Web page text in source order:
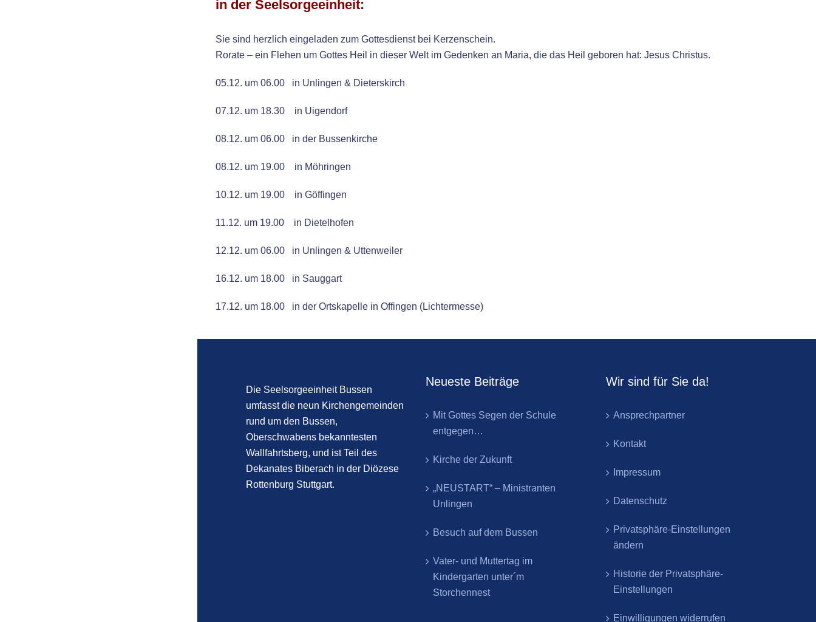
in der Seelsorgeeinheit:
Sie sind herzlich eingeladen zum Gottesdienst bei Kerzenschein.
Rorate – ein Flehen um Gottes Heil in dieser Welt im Gedenken an Maria, die das Heil geboren hat: Jesus Christus.
05.12. um 06.00 in Unlingen & Dieterskirch
07.12. um 18.30 in Uigendorf
08.12. um 06.00 in der Bussenkirche
08.12. um 19.00 in Möhringen
10.12. um 19.00 in Göffingen
11.12. um 19.00 in Dietelhofen
12.12. um 06.00 in Unlingen & Uttenweiler
16.12. um 18.00 in Sauggart
17.12. um 18.00 in der Ortskapelle in Offingen (Lichtermesse)
Die Seelsorgeeinheit Bussen
umfasst die neun Kirchengemeinden
rund um den Bussen,
Oberschwabens bekanntesten
Wallfahrtsberg, und ist Teil des
Dekanates Biberach in der Diözese
Rottenburg Stuttgart.
Neueste Beiträge
Mit Gottes Segen der Schule
entgegen…
Kirche der Zukunft
„NEUSTART“ – Ministranten
Unlingen
Besuch auf dem Bussen
Vater- und Muttertag im
Kindergarten unter´m
Storchennest
Wir sind für Sie da!
Ansprechpartner
Kontakt
Impressum
Datenschutz
Privatsphäre-Einstellungen
ändern
Historie der Privatsphäre-
Einstellungen
Einwilligungen widerrufen